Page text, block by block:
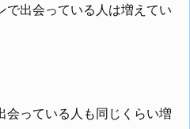
で出会っている人は増えてい
会っている人も同じくらい増